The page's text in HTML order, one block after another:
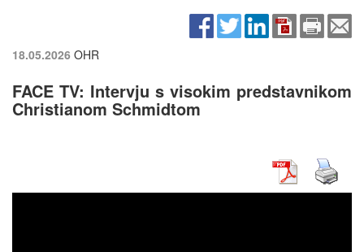
18.05.2026 OHR
FACE TV: Intervju s visokim predstavnikom
Christianom Schmidtom